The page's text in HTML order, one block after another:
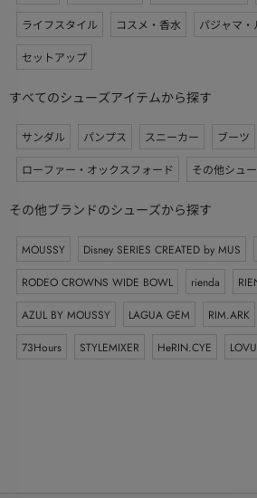
ライフスタイル
コスメ・香水 パジャマ
セットアップ
すべてのシューズアイテムから探す
サンダル パンプス スニーカー ブーツ
ローファー・オックスフォード
その他シュ
その他ブランドのシューズから探す
MOUSSY Disney SERIES CREATED by MUS
RODEO CROWNS WIDE BOWL
rienda
AZUL BY MOUSSY
LAGUA GEM RIM.ARK
73Hours
STYLEMIXER HeRIN.CYE